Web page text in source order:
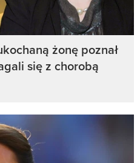
żonę poznał
się z chorobą